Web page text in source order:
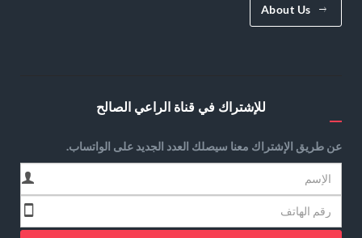
About Us
للإشتراك في قناة الراعي الصالح
عن طريق الإشتراك معنا سيصلك العدد الجديد على الواتساب.